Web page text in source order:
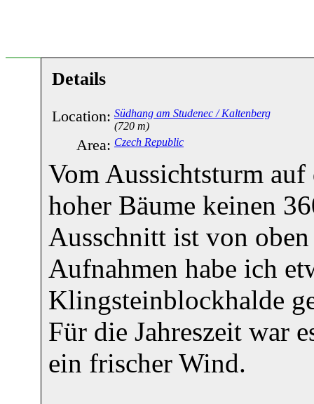
Details
Location: Südhang am Studenec / Kaltenberg
(720 m)
Area: Czech Republic
Vom Aussichtsturm
hoher Bäume keinen
Ausschnitt ist von
Aufnahmen habe ich
Klingsteinblockhalde
Für die Jahreszeit war
ein frischer Wind.